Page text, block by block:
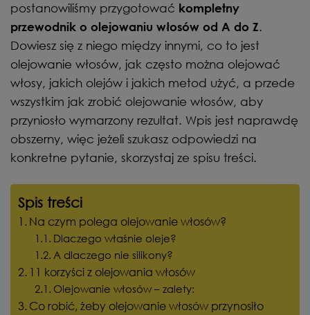
postanowiliśmy przygotować kompletny
przewodnik o olejowaniu włosów od A do Z.
Dowiesz się z niego między innymi, co to jest
olejowanie włosów, jak często można olejować
włosy, jakich olejów i jakich metod użyć, a przede
wszystkim jak zrobić olejowanie włosów, aby
przyniosło wymarzony rezultat. Wpis jest naprawdę
obszerny, więc jeżeli szukasz odpowiedzi na
konkretne pytanie, skorzystaj ze spisu treści.
Spis treści
Na czym polega olejowanie włosów?
Dlaczego właśnie oleje?
A dlaczego nie silikony?
11 korzyści z olejowania włosów
Olejowanie włosów – zalety:
Co robić, żeby olejowanie włosów przynosiło